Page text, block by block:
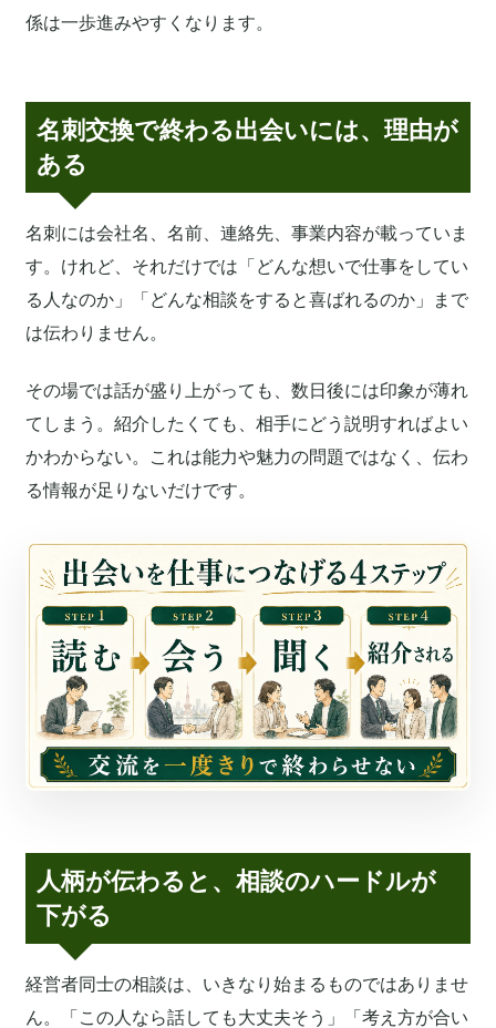
係は一歩進みやすくなります。
名刺交換で終わる出会いには、理由が
ある
名刺には会社名、名前、連絡先、事業内容が載っていま
す。けれど、それだけでは「どんな想いで仕事をしてい
る人なのか」「どんな相談をすると喜ばれるのか」まで
は伝わりません。
その場では話が盛り上がっても、数日後には印象が薄れ
てしまう。紹介したくても、相手にどう説明すればよい
かわからない。これは能力や魅力の問題ではなく、伝わ
る情報が足りないだけです。
人柄が伝わると、相談のハードルが
下がる
経営者同士の相談は、いきなり始まるものではありませ
ん。「この人なら話しても大丈夫そう」「考え方が合い